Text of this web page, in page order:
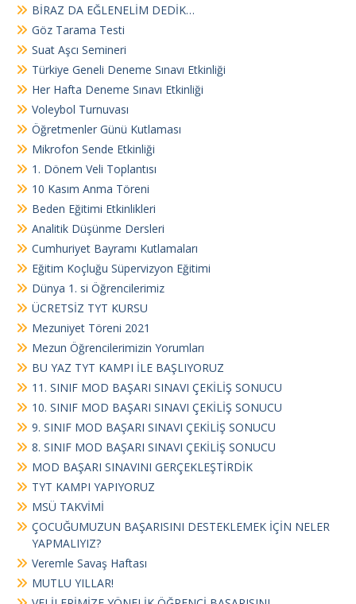
BİRAZ DA EĞLENELİM DEDİK…
Göz Tarama Testi
Suat Aşcı Semineri
Türkiye Geneli Deneme Sınavı Etkinliği
Her Hafta Deneme Sınavı Etkinliği
Voleybol Turnuvası
Öğretmenler Günü Kutlaması
Mikrofon Sende Etkinliği
1. Dönem Veli Toplantısı
10 Kasım Anma Töreni
Beden Eğitimi Etkinlikleri
Analitik Düşünme Dersleri
Cumhuriyet Bayramı Kutlamaları
Eğitim Koçluğu Süpervizyon Eğitimi
Dünya 1. si Öğrencilerimiz
ÜCRETSİZ TYT KURSU
Mezuniyet Töreni 2021
Mezun Öğrencilerimizin Yorumları
BU YAZ TYT KAMPI İLE BAŞLIYORUZ
11. SINIF MOD BAŞARI SINAVI ÇEKİLİŞ SONUCU
10. SINIF MOD BAŞARI SINAVI ÇEKİLİŞ SONUCU
9. SINIF MOD BAŞARI SINAVI ÇEKİLİŞ SONUCU
8. SINIF MOD BAŞARI SINAVI ÇEKİLİŞ SONUCU
MOD BAŞARI SINAVINI GERÇEKLEŞTİRDİK
TYT KAMPI YAPIYORUZ
MSÜ TAKVİMİ
ÇOCUĞUMUZUN BAŞARISINI DESTEKLEMEK İÇİN NELER
YAPMALIYIZ?
Veremle Savaş Haftası
MUTLU YILLAR!